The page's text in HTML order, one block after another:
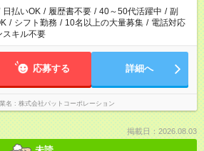
日払いOK / 履歴書不要 / 40～50代活躍中 / 副
/ シフト勤務 / 10名以上の大量募集 / 電話対応
スキル不要
応募する 詳細へ
名 株式会社パットコーポレーション
掲載日：2026.08.03